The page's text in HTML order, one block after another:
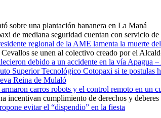
sobre una plantación bananera en La Maná
de mediana seguridad cuentan con servicio
regional de la AME lamenta la muerte
se unen al colectivo creado por el
debido a un accidente en la vía Apagua –
Superior Tecnológico Cotopaxi si te postulas
Reina de Mulaló
carros robots y el control remoto en un
incentivan cumplimiento de derechos y deberes
evitar el “dispendio” en la fiesta